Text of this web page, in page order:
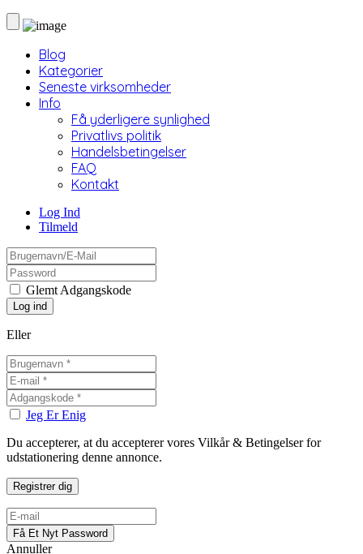
Blog
Kategorier
Seneste virksomheder
Info
Få yderligere synlighed
Privatlivs politik
Handelsbetingelser
FAQ
Kontakt
Log Ind
Tilmeld
Glemt Adgangskode
Eller
Jeg Er Enig
Du accepterer, at du accepterer vores Vilkår & Betingelser for
udstationering denne annonce.
Annuller